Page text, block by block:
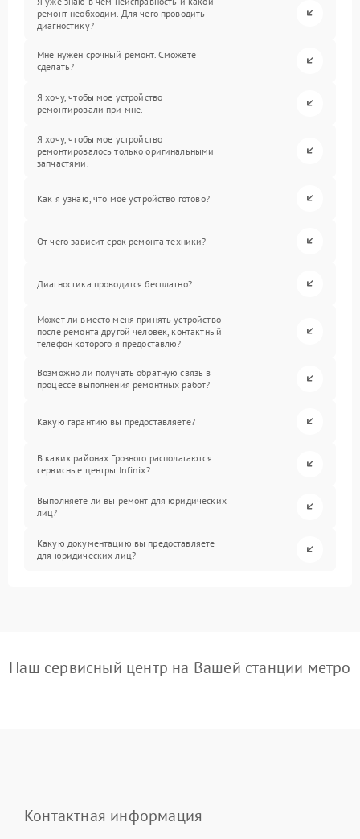
ремонт необходим. Для чего проводить
диагностику?
Мне нужен срочный ремонт. Сможете
сделать?
Я хочу, чтобы мое устройство
ремонтировали при мне.
Я хочу, чтобы мое устройство
ремонтировалось только оригинальными
запчастями.
Как я узнаю, что мое устройство готово?
От чего зависит срок ремонта техники?
Диагностика проводится бесплатно?
Может ли вместо меня принять устройство
после ремонта другой человек, контактный
телефон которого я предоставлю?
Возможно ли получать обратную связь в
процессе выполнения ремонтных работ?
Какую гарантию вы предоставляете?
В каких районах Грозного располагаются
сервисные центры Infinix?
Выполняете ли вы ремонт для юридических
лиц?
Какую документацию вы предоставляете
для юридических лиц?
Наш сервисный центр на Вашей станции метро
Контактная информация